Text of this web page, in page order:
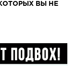
ВЫ НЕ